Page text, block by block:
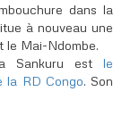
dans la
à nouveau une
le Mai-Ndombe.
Sankuru est le
la RD Congo. Son